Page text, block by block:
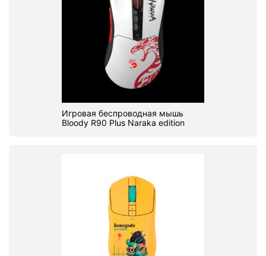
Игровая беспроводная мышь
Bloody R90 Plus Naraka edition